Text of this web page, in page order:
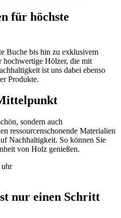
für höchste
Buche bis hin zu exklusivem
hochwertige Hölzer, die mit
ist uns dabei ebenso
Produkte.
sondern auch
ressourcenschonende Materialien
Nachhaltigkeit. So können Sie
von Holz genießen.
nur einen Schritt